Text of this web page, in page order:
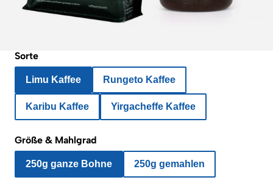
Sorte
Limu Kaffee Rungeto Kaffee
Karibu Kaffee Yirgacheffe Kaffee
Größe & Mahlgrad
250g ganze Bohne 250g gemahlen